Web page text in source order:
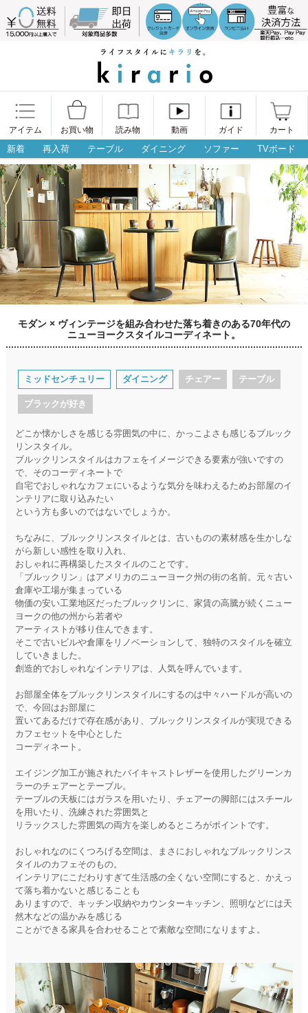
アイテム お買い物 読み物 動画 ガイド カート
新着 再入荷 テーブル ダイニング ソファー TVボード
モダン × ヴィンテージを組み合わせた落ち着きのある70年代の
ニューヨークスタイルコーディネート。
ミッドセンチュリー ダイニング チェアー テーブル
ブラックが好き
どこか懐かしさを感じる雰囲気の中に、かっこよさも感じるブルック
リンスタイル。
ブルックリンスタイルはカフェをイメージできる要素が強いですの
で、そのコーディネートで
自宅でおしゃれなカフェにいるような気分を味わえるためお部屋のイ
ンテリアに取り込みたい
という方も多いのではないでしょうか。
ちなみに、ブルックリンスタイルとは、古いものの素材感を生かしな
がら新しい感性を取り入れ、
おしゃれに再構築したスタイルのことです。
「ブルックリン」はアメリカのニューヨーク州の街の名前。元々古い
倉庫や工場が集まっている
物価の安い工業地区だったブルックリンに、家賃の高騰が続くニュー
ヨークの他の州から若者や
アーティストが移り住んできます。
そこで古いビルや倉庫をリノベーションして、独特のスタイルを確立
していきました。
創造的でおしゃれなインテリアは、人気を呼んでいます。
お部屋全体をブルックリンスタイルにするのは中々ハードルが高いの
で、今回はお部屋に
置いてあるだけで存在感があり、ブルックリンスタイルが実現できる
カフェセットを中心とした
コーディネート。
エイジング加工が施されたバイキャストレザーを使用したグリーンカ
ラーのチェアーとテーブル。
テーブルの天板にはガラスを用いたり、チェアーの脚部にはスチール
を用いたり、洗練された雰囲気と
リラックスした雰囲気の両方を楽しめるところがポイントです。
おしゃれなのにくつろげる空間は、まさにおしゃれなブルックリンス
タイルのカフェそのもの。
インテリアにこだわりすぎて生活感の全くない空間にすると、かえっ
て落ち着かないと感じることも
ありますので、キッチン収納やカウンターキッチン、照明などには天
然木などの温かみを感じる
ことができる家具を合わせることで素敵な空間になりますよ。